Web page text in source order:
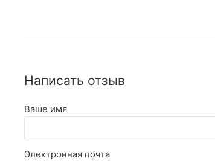
Написать отзыв
Ваше имя
Электронная почта